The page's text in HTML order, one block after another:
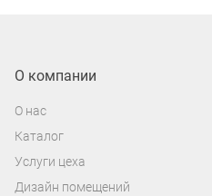
О компании
О нас
Каталог
Услуги цеха
Дизайн помещений